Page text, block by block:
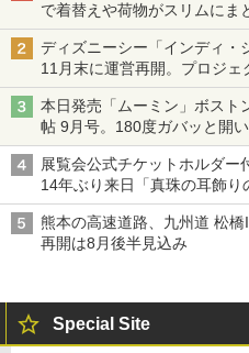
で着替えや荷物がスリムにま
ディズニーシー「インディ・
11月末に運営再開。プロジ
は1500円
本日発売「ムーミン」ボスト
帖 9月号。180度ガバッと開
展覧会公式チケットホルダー
14年ぶり来日「真珠の耳飾
熊本の高速道路、九州道 松
再開は8月後半見込み
Special Site